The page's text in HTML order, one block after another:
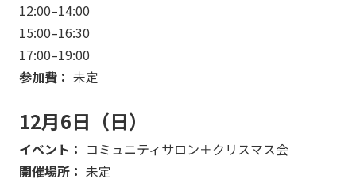
12:00–14:00
15:00–16:30
17:00–19:00
参加費： 未定
12月6日（日）
イベント： コミュニティサロン＋クリスマス会
開催場所： 未定